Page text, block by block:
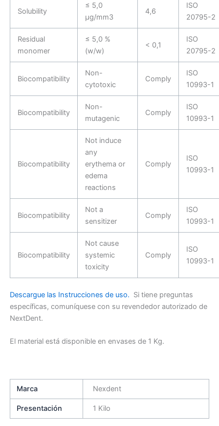
Solubility
≤ 5,0
µg/mm3
4,6
ISO
20795-2
Residual
monomer
≤ 5,0 %
(w/w)
< 0,1
ISO
20795-2
Biocompatibility
Non-
cytotoxic
Comply
ISO
10993-1
Biocompatibility
Non-
mutagenic
Comply
ISO
10993-1
Biocompatibility
Not induce
any
erythema or
edema
reactions
Comply
ISO
10993-1
Biocompatibility
Not a
sensitizer
Comply
ISO
10993-1
Biocompatibility
Not cause
systemic
toxicity
Comply
ISO
10993-1
Descargue las Instrucciones de uso. Si tiene preguntas
específicas, comuníquese con su revendedor autorizado de
NextDent.
El material está disponible en envases de 1 Kg.
Marca Nexdent
Presentación 1 Kilo